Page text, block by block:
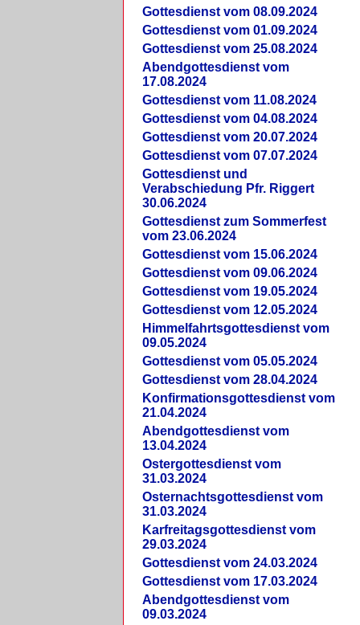
Gottesdienst vom 08.09.2024
Gottesdienst vom 01.09.2024
Gottesdienst vom 25.08.2024
Abendgottesdienst vom
17.08.2024
Gottesdienst vom 11.08.2024
Gottesdienst vom 04.08.2024
Gottesdienst vom 20.07.2024
Gottesdienst vom 07.07.2024
Gottesdienst und
Verabschiedung Pfr. Riggert
30.06.2024
Gottesdienst zum Sommerfest
vom 23.06.2024
Gottesdienst vom 15.06.2024
Gottesdienst vom 09.06.2024
Gottesdienst vom 19.05.2024
Gottesdienst vom 12.05.2024
Himmelfahrtsgottesdienst vom
09.05.2024
Gottesdienst vom 05.05.2024
Gottesdienst vom 28.04.2024
Konfirmationsgottesdienst vom
21.04.2024
Abendgottesdienst vom
13.04.2024
Ostergottesdienst vom
31.03.2024
Osternachtsgottesdienst vom
31.03.2024
Karfreitagsgottesdienst vom
29.03.2024
Gottesdienst vom 24.03.2024
Gottesdienst vom 17.03.2024
Abendgottesdienst vom
09.03.2024